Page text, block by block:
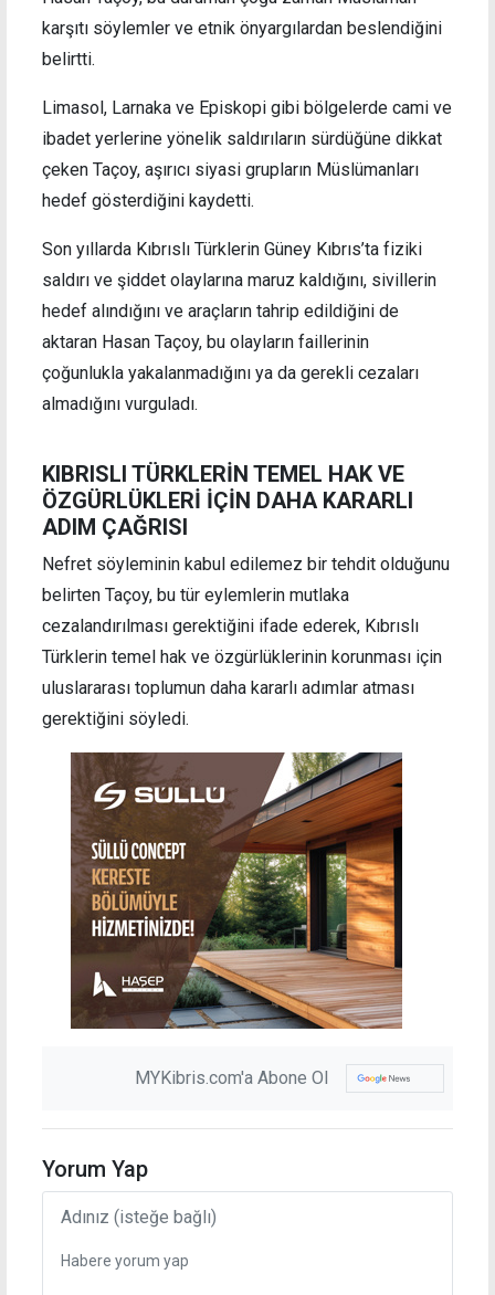
karşıtı söylemler ve etnik önyargılardan beslendiğini
belirtti.
Limasol, Larnaka ve Episkopi gibi bölgelerde cami ve
ibadet yerlerine yönelik saldırıların sürdüğüne dikkat
çeken Taçoy, aşırıcı siyasi grupların Müslümanları
hedef gösterdiğini kaydetti.
Son yıllarda Kıbrıslı Türklerin Güney Kıbrıs’ta fiziki
saldırı ve şiddet olaylarına maruz kaldığını, sivillerin
hedef alındığını ve araçların tahrip edildiğini de
aktaran Hasan Taçoy, bu olayların faillerinin
çoğunlukla yakalanmadığını ya da gerekli cezaları
almadığını vurguladı.
KIBRISLI TÜRKLERİN TEMEL HAK VE
ÖZGÜRLÜKLERİ İÇİN DAHA KARARLI
ADIM ÇAĞRISI
Nefret söyleminin kabul edilemez bir tehdit olduğunu
belirten Taçoy, bu tür eylemlerin mutlaka
cezalandırılması gerektiğini ifade ederek, Kıbrıslı
Türklerin temel hak ve özgürlüklerinin korunması için
uluslararası toplumun daha kararlı adımlar atması
gerektiğini söyledi.
MYKibris.com'a Abone Ol
Yorum Yap